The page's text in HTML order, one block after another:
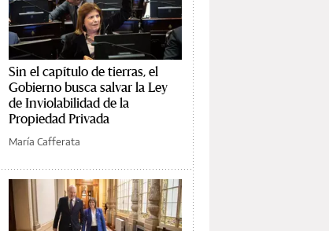
Sin el capítulo de tierras, el
Gobierno busca salvar la Ley
de Inviolabilidad de la
Propiedad Privada
María Cafferata